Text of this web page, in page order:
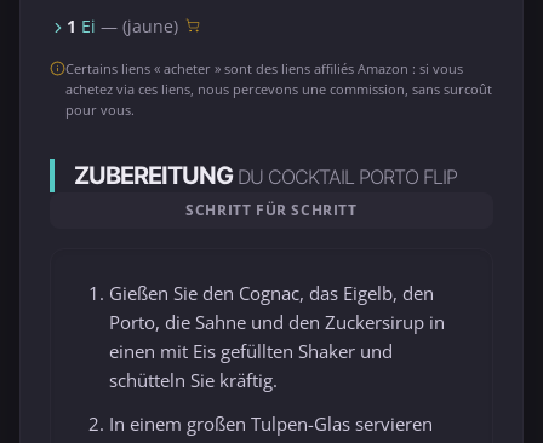
1 Ei — (jaune)
Certains liens « acheter » sont des liens affiliés Amazon : si vous
achetez via ces liens, nous percevons une commission, sans surcoût
pour vous.
ZUBEREITUNG DU COCKTAIL PORTO FLIP
SCHRITT FÜR SCHRITT
Gießen Sie den Cognac, das Eigelb, den
Porto, die Sahne und den Zuckersirup in
einen mit Eis gefüllten Shaker und
schütteln Sie kräftig.
In einem großen Tulpen-Glas servieren